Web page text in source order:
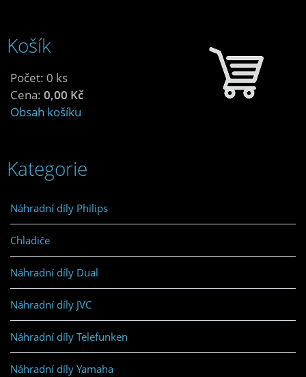
Košík
Počet: 0 ks
Cena: 0,00 Kč
Obsah košíku
Kategorie
Náhradní díly Philips
Chladiče
Náhradní díly Dual
Náhradní díly JVC
Náhradní díly Telefunken
Náhradní díly Yamaha